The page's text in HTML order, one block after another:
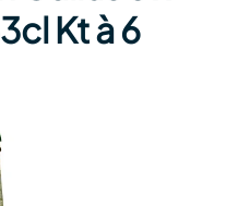
Kt à 6